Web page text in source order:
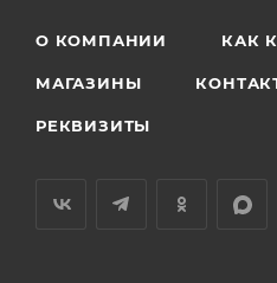
О КОМПАНИИ КАК
МАГАЗИНЫ
РЕКВИЗИТЫ